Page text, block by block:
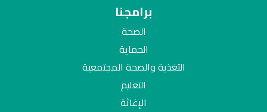
برامجنا
الصحة
الحماية
التغذية والصحة المجتمعية
التعليم
الإغاثة